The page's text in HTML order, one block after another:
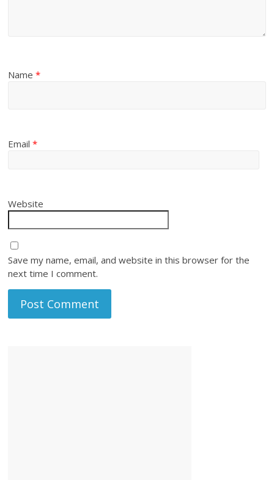
Name*
Email*
Website
Save my name, email, and website in this browser for the
next time I comment.